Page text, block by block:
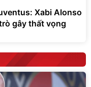
Xabi Alonso
gây thất vọng